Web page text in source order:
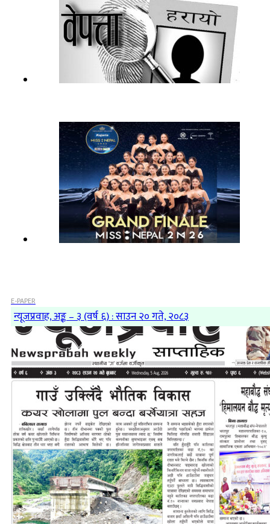
E-PAPER
न्यूजप्रवाह, अङ्क – ३ (वर्ष ६) : साउन २० गते, २०८३